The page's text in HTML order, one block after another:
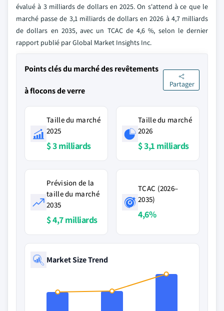
évalué à 3 milliards de dollars en 2025. On s'attend à ce que le
marché passe de 3,1 milliards de dollars en 2026 à 4,7 milliards
de dollars en 2035, avec un TCAC de 4,6 %, selon le dernier
rapport publié par Global Market Insights Inc.
Points clés du marché des revêtements
à flocons de verre
Partager
Taille du marché
2025
$ 3 milliards
Taille du marché
2026
$ 3,1 milliards
Prévision de la
taille du marché
2035
$ 4,7 milliards
TCAC (2026–
2035)
4,6%
Market Size Trend